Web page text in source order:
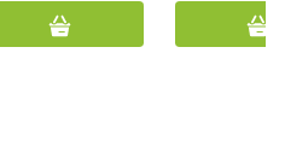
зеленый (500 г)